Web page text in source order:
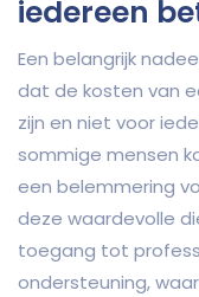
iedereen
Een belangrijk
dat de kosten van
zijn en niet voor
sommige mensen
een belemmering
deze waardevolle
toegang tot
ondersteuning,